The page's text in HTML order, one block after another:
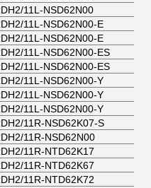
11L-NSD62N00
11L-NSD62N00-E
11L-NSD62N00-E
11L-NSD62N00-ES
11L-NSD62N00-ES
11L-NSD62N00-Y
11L-NSD62N00-Y
11L-NSD62N00-Y
11R-NSD62K07-S
11R-NSD62N00
11R-NTD62K17
11R-NTD62K67
11R-NTD62K72